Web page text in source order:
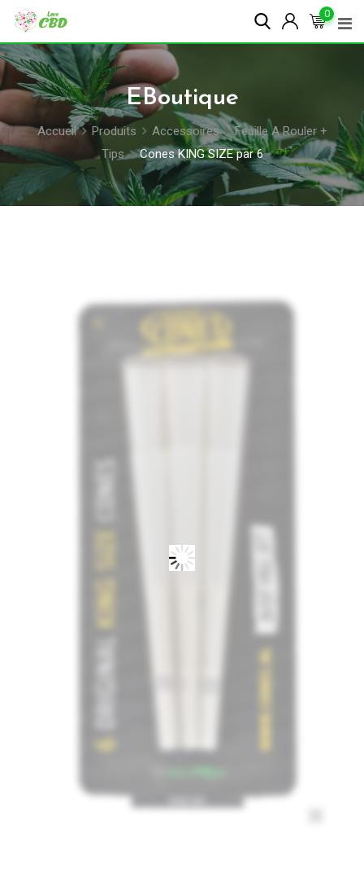
Skip
content
0
EBoutique
Accueil Produits Accessoires
Feuille A Rouler +
Tips
Cones KING SIZE par 6